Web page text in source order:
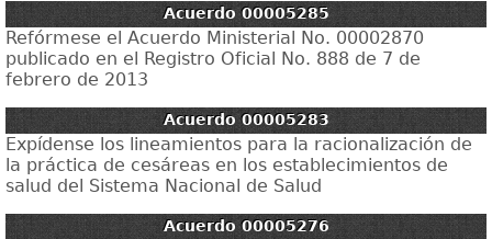
Acuerdo 00005285
Refórmese el Acuerdo Ministerial No. 00002870
publicado en el Registro Oficial No. 888 de 7 de
febrero de 2013
Acuerdo 00005283
Expídense los lineamientos para la racionalización de
la práctica de cesáreas en los establecimientos de
salud del Sistema Nacional de Salud
Acuerdo 00005276